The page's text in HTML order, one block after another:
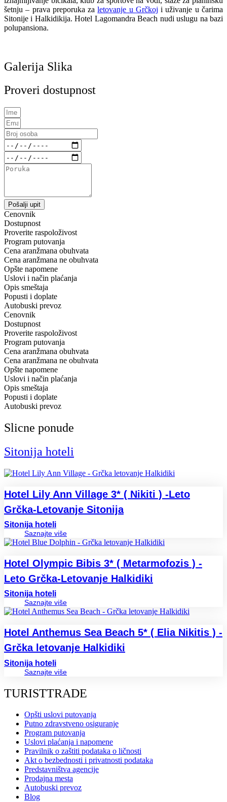
šetnju – prava preporuka zaletovanje u Grčkoj i uživanje u čarima
Sitonije i Halkidikija. Hotel Lagomandra Beach nudi uslugu na bazi
polupansiona.
Galerija Slika
Proveri dostupnost
Pošalji upit
Cenovnik
Dostupnost
Proverite raspoloživost
Program putovanja
Cena aranžmana obuhvata
Cena aranžmana ne obuhvata
Opšte napomene
Uslovi i način plaćanja
Opis smeštaja
Popusti i doplate
Autobuski prevoz
Cenovnik
Dostupnost
Proverite raspoloživost
Program putovanja
Cena aranžmana obuhvata
Cena aranžmana ne obuhvata
Opšte napomene
Uslovi i način plaćanja
Opis smeštaja
Popusti i doplate
Autobuski prevoz
Slicne ponude
Sitonija hoteli
Hotel Lily Ann Village 3* ( Nikiti ) -Leto
Grčka-Letovanje Sitonija
Sitonija hoteli
Saznajte više
Hotel Olympic Bibis 3* ( Metarmofozis ) -
Leto Grčka-Letovanje Halkidiki
Sitonija hoteli
Saznajte više
Hotel Anthemus Sea Beach 5* ( Elia Nikitis ) -
Grčka letovanje Halkidiki
Sitonija hoteli
Saznajte više
TURISTTRADE
Opšti uslovi putovanja
Putno zdravstveno osiguranje
Program putovanja
Uslovi plaćanja i napomene
Pravilnik o zaštiti podataka o ličnosti
Akt o bezbednosti i privatnosti podataka
Predstavništva agencije
Prodajna mesta
Autobuski prevoz
Blog